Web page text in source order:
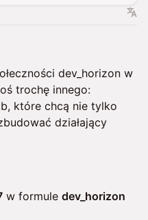
dev_horizon w
trochę innego:
które chcą nie tylko
działający
w formule dev_horizon